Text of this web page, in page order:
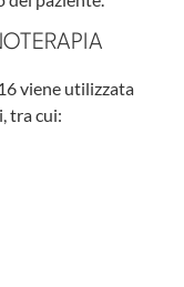
viene utilizzata
tra cui: